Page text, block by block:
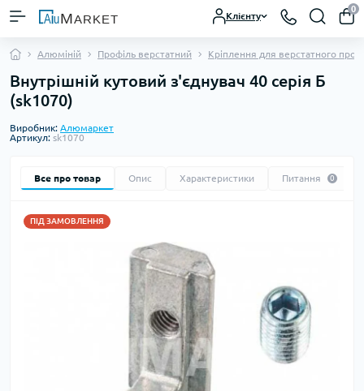
Клієнту
0
Алюміній Профіль верстатний Кріплення для верстатного
Внутрішній кутовий з'єднувач 40 серія Б
(sk1070)
Виробник: Алюмаркет
Артикул: sk1070
Все про товар Опис Характеристики Питання 0
ПІД ЗАМОВЛЕННЯ